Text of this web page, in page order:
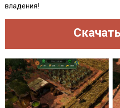
владения!